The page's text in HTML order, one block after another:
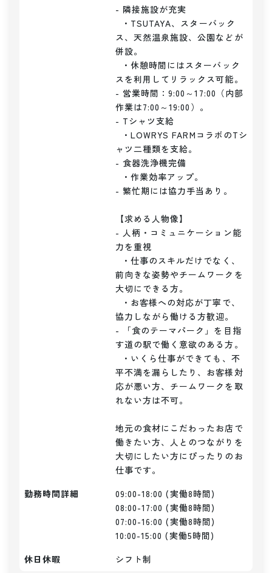
- 隣接施設が充実
ス、天然温泉施設、公園などが
併設。
スを利用してリラックス可能。
- 営業時間：9:00～17:00（内部
作業は7:00～19:00）。
- Tシャツ支給
ャツ二種類を支給。
- 食器洗浄機完備
- 繁忙期には協力手当あり。
【求める人物像】
- 人柄・コミュニケーション能
力を重視
前向きな姿勢やチームワークを
大切にできる方。
協力しながら働ける方歓迎。
- 「食のテーマパーク」を目指
す道の駅で働く意欲のある方。
平不満を漏らしたり、お客様対
応が悪い方、チームワークを取
れない方は不可。
地元の食材にこだわったお店で
働きたい方、人とのつながりを
大切にしたい方にぴったりのお
勤務時間詳細
09:00-18:00 (実働8時間)
08:00-17:00 (実働8時間)
07:00-16:00 (実働8時間)
10:00-15:00 (実働5時間)
休日休暇
シフト制